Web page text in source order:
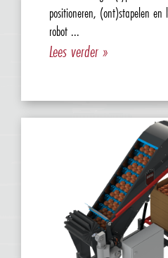
positioneren, (ont)stapelen
robot ...
Lees verder »